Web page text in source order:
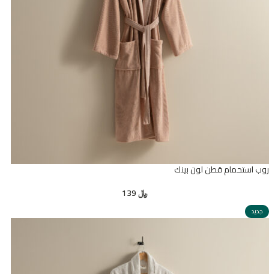
روب استحمام قطن لون بينك
﷼
جديد